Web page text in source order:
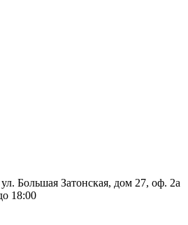
Большая Затонская, дом 27, оф. 2а
18:00